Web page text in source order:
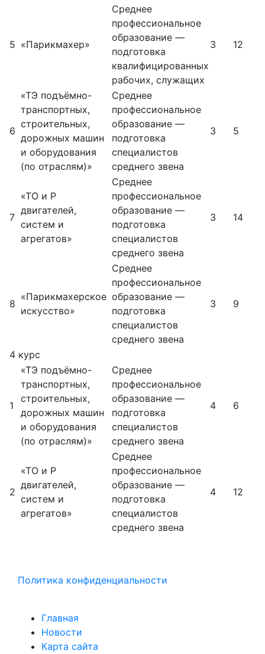
5 «Парикмахер»
Среднее
профессиональное
образование —
подготовка
квалифицированных
рабочих, служащих
3 12
6
«ТЭ подъёмно-
транспортных,
строительных,
дорожных машин
и оборудования
(по отраслям)»
Среднее
профессиональное
образование —
подготовка
специалистов
среднего звена
3 5
7
«ТО и Р
двигателей,
систем и
агрегатов»
Среднее
профессиональное
образование —
подготовка
специалистов
среднего звена
3 14
8
«Парикмахерское
искусство»
Среднее
профессиональное
образование —
подготовка
специалистов
среднего звена
3 9
4 курс
1
«ТЭ подъёмно-
транспортных,
строительных,
дорожных машин
и оборудования
(по отраслям)»
Среднее
профессиональное
образование —
подготовка
специалистов
среднего звена
4 6
2
«ТО и Р
двигателей,
систем и
агрегатов»
Среднее
профессиональное
образование —
подготовка
специалистов
среднего звена
4 12
Политика конфиденциальности
Главная
Новости
Карта сайта